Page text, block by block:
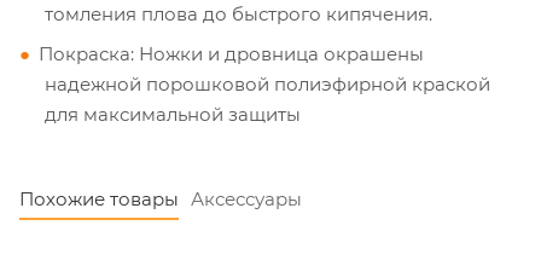
томления плова до быстрого кипячения.
Покраска: Ножки и дровница окрашены
надежной порошковой полиэфирной краской
для максимальной защиты
Похожие товары Аксессуары